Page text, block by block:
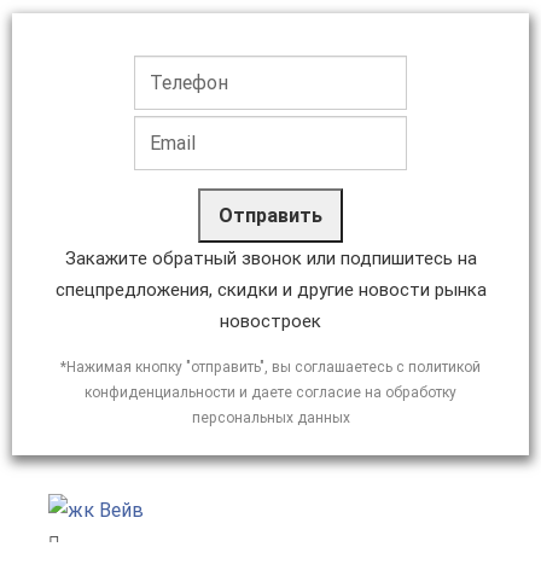
Отправить
Закажите обратный звонок или подпишитесь на
спецпредложения, скидки и другие новости рынка
новостроек
*Нажимая кнопку "отправить", вы соглашаетесь с политикой
конфиденциальности и даете согласие на обработку
персональных данных